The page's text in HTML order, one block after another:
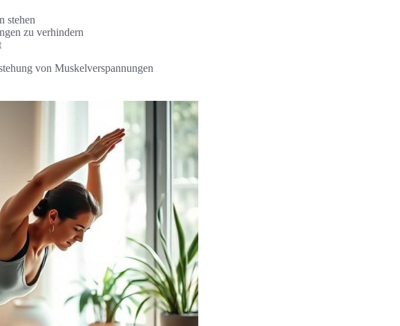
stehen
zu verhindern
von Muskelverspannungen